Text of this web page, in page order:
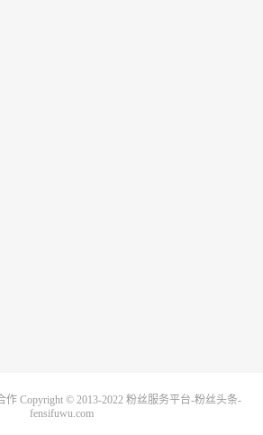
作 Copyright © 2013-2022 粉丝服务平台-粉丝头条-
fensifuwu.com